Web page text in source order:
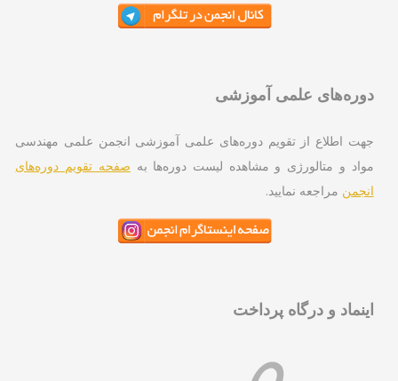
علمی آموزشی
اطلاع از تقویم دوره‌های علمی آموزشی انجمن علمی مهندسی
و متالورژی و مشاهده لیست دوره‌ها بهصفحه تقویم دوره‌های
مراجعه نمایید.
و درگاه پرداخت